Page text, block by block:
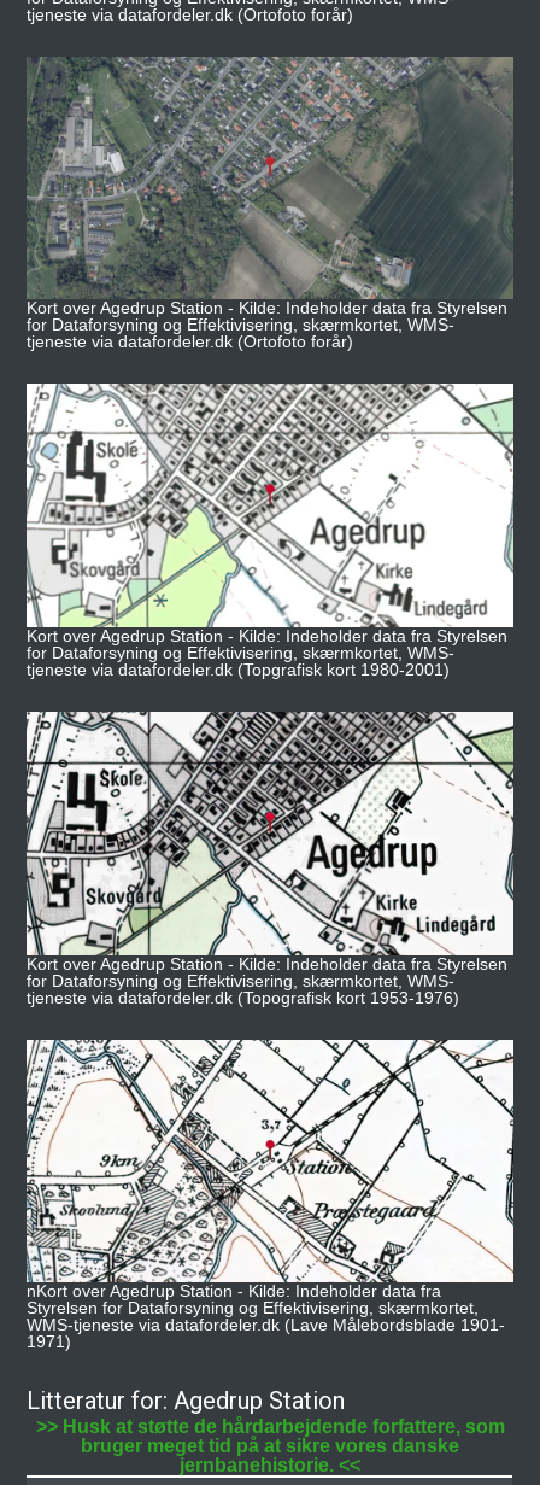
tjeneste via datafordeler.dk (Ortofoto forår)
Kort over Agedrup Station - Kilde: Indeholder data fra Styrelsen
for Dataforsyning og Effektivisering, skærmkortet, WMS-
tjeneste via datafordeler.dk (Ortofoto forår)
Kort over Agedrup Station - Kilde: Indeholder data fra Styrelsen
for Dataforsyning og Effektivisering, skærmkortet, WMS-
tjeneste via datafordeler.dk (Topgrafisk kort 1980-2001)
Kort over Agedrup Station - Kilde: Indeholder data fra Styrelsen
for Dataforsyning og Effektivisering, skærmkortet, WMS-
tjeneste via datafordeler.dk (Topografisk kort 1953-1976)
nKort over Agedrup Station - Kilde: Indeholder data fra
Styrelsen for Dataforsyning og Effektivisering, skærmkortet,
WMS-tjeneste via datafordeler.dk (Lave Målebordsblade 1901-
1971)
Litteratur for: Agedrup Station
>> Husk at støtte de hårdarbejdende forfattere, som
bruger meget tid på at sikre vores danske
jernbanehistorie. <<